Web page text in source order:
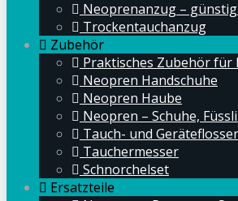
Neoprenanzug –
Trockentauchanzug
Zubehör
Praktisches Zubehör
Neopren Handschuhe
Neopren Haube
Neopren – Schuhe,
Tauch- und
Tauchermesser
Schnorchelset
Ersatzteile